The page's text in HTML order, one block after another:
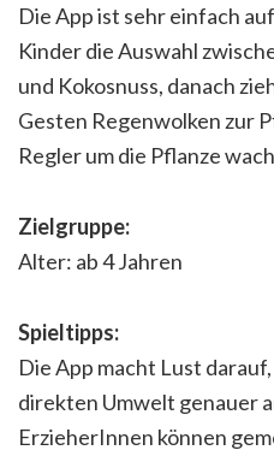
Die App ist sehr einfach
Kinder die Auswahl
und Kokosnuss, danach
Gesten Regenwolken zur
Regler um die Pflanze
Zielgruppe:
Alter: ab 4 Jahren
Spieltipps:
Die App macht Lust
direkten Umwelt genauer
ErzieherInnen können